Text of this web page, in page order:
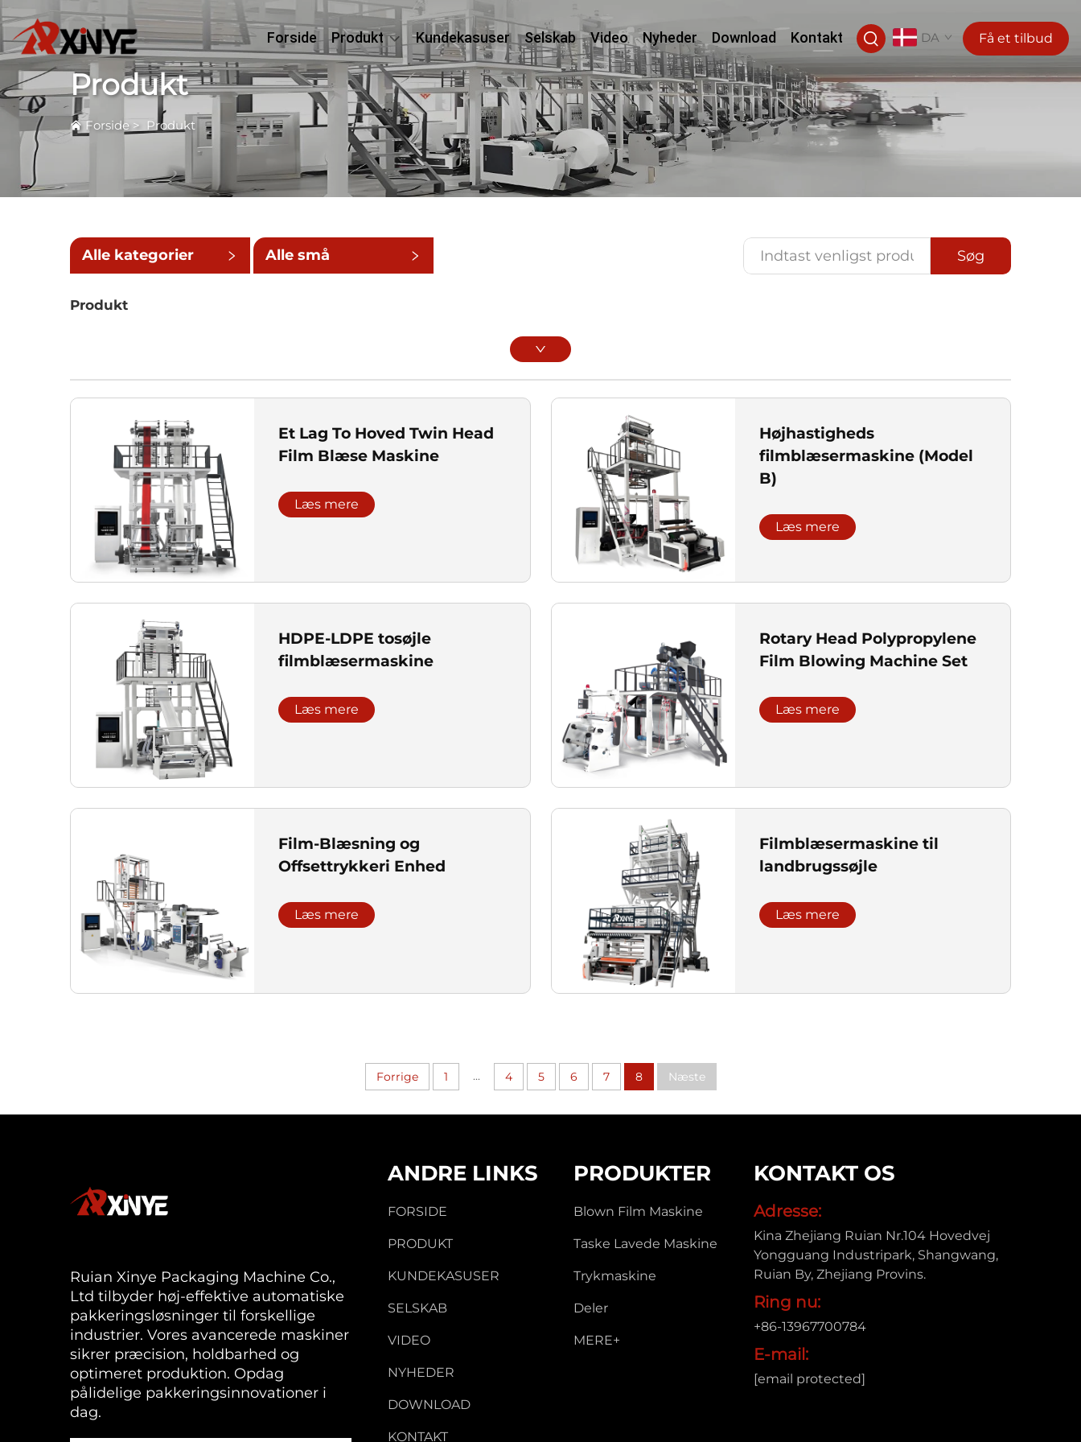
Forside Produkt Kundekasuser Selskab Video Nyheder Download Kontakt DA Få et tilbud
Produkt
Forside > Produkt
Alle kategorier Alle små Søg
Produkt
Et Lag To Hoved Twin Head
Film Blæse Maskine
Læs mere
Højhastigheds
filmblæsermaskine (Model
B)
Læs mere
HDPE-LDPE tosøjle
filmblæsermaskine
Læs mere
Rotary Head Polypropylene
Film Blowing Machine Set
Læs mere
Film-Blæsning og
Offsettrykkeri Enhed
Læs mere
Filmblæsermaskine til
landbrugssøjle
Læs mere
Forrige 1 ... 4 5 6 7 8 Næste
Ruian Xinye Packaging Machine Co.,
Ltd tilbyder høj-effektive automatiske
pakkeringsløsninger til forskellige
industrier. Vores avancerede maskiner
sikrer præcision, holdbarhed og
optimeret produktion. Opdag
pålidelige pakkeringsinnovationer i
dag.
ANDRE LINKS
FORSIDE
PRODUKT
KUNDEKASUSER
SELSKAB
VIDEO
NYHEDER
DOWNLOAD
KONTAKT
PRODUKTER
Blown Film Maskine
Taske Lavede Maskine
Trykmaskine
Deler
MERE+
KONTAKT OS
Adresse:
Kina Zhejiang Ruian Nr.104 Hovedvej
Yongguang Industripark, Shangwang,
Ruian By, Zhejiang Provins.
Ring nu:
+86-13967700784
E-mail:
[email protected]